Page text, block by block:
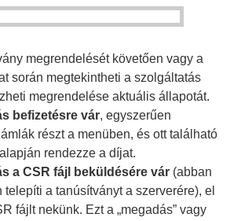
megrendelését követően vagy a
során megtekintheti a szolgáltatás
megrendelése aktuális állapotát.
befizetésre vár, egyszerűen
részt a menüben, és ott található
rendezze a díjat.
a CSR fájl beküldésére vár (abban
telepíti a tanúsítványt a szerverére), el
fájlt nekünk. Ezt a „megadás” vagy